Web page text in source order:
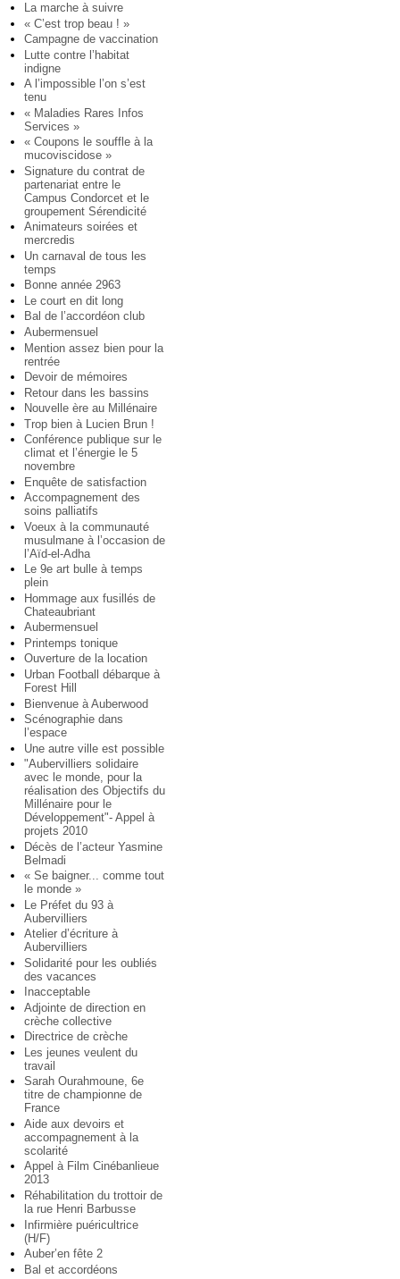
La marche à suivre
« C’est trop beau ! »
Campagne de vaccination
Lutte contre l’habitat
indigne
A l’impossible l’on s’est
tenu
« Maladies Rares Infos
Services »
« Coupons le souffle à la
mucoviscidose »
Signature du contrat de
partenariat entre le
Campus Condorcet et le
groupement Sérendicité
Animateurs soirées et
mercredis
Un carnaval de tous les
temps
Bonne année 2963
Le court en dit long
Bal de l’accordéon club
Aubermensuel
Mention assez bien pour la
rentrée
Devoir de mémoires
Retour dans les bassins
Nouvelle ère au Millénaire
Trop bien à Lucien Brun !
Conférence publique sur le
climat et l’énergie le 5
novembre
Enquête de satisfaction
Accompagnement des
soins palliatifs
Voeux à la communauté
musulmane à l’occasion de
l’Aïd-el-Adha
Le 9e art bulle à temps
plein
Hommage aux fusillés de
Chateaubriant
Aubermensuel
Printemps tonique
Ouverture de la location
Urban Football débarque à
Forest Hill
Bienvenue à Auberwood
Scénographie dans
l’espace
Une autre ville est possible
"Aubervilliers solidaire
avec le monde, pour la
réalisation des Objectifs du
Millénaire pour le
Développement"- Appel à
projets 2010
Décès de l’acteur Yasmine
Belmadi
« Se baigner... comme tout
le monde »
Le Préfet du 93 à
Aubervilliers
Atelier d’écriture à
Aubervilliers
Solidarité pour les oubliés
des vacances
Inacceptable
Adjointe de direction en
crèche collective
Directrice de crèche
Les jeunes veulent du
travail
Sarah Ourahmoune, 6e
titre de championne de
France
Aide aux devoirs et
accompagnement à la
scolarité
Appel à Film Cinébanlieue
2013
Réhabilitation du trottoir de
la rue Henri Barbusse
Infirmière puéricultrice
(H/F)
Auber’en fête 2
Bal et accordéons